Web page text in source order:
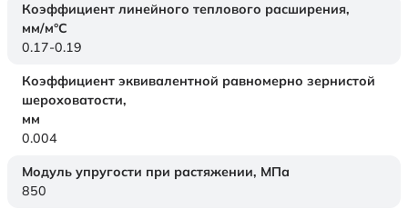
Коэффициент линейного теплового расширения,
мм/м°С
0.17-0.19
Коэффициент эквивалентной равномерно зернистой
шероховатости,
мм
0.004
Модуль упругости при растяжении, МПа
850